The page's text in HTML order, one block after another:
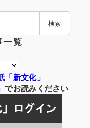
検索
一覧
「新文化」
でお読みください